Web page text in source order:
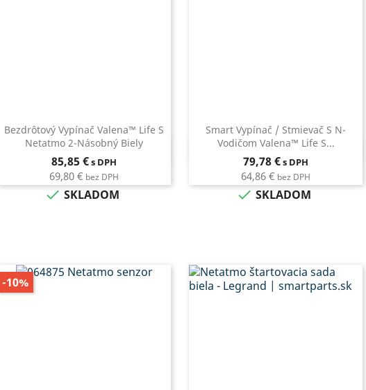
Bezdrôtový Vypínač Valena™ Life S
Netatmo 2-Násobný Biely
Cena
85,85 €s DPH
69,80 € bez DPH
 SKLADOM
Rýchly náhľad
Smart Vypínač / Stmievač S N-
Vodičom Valena™ Life S...
Cena
79,78 €s DPH
64,86 € bez DPH
 SKLADOM
Rýchly náhľad
-10%